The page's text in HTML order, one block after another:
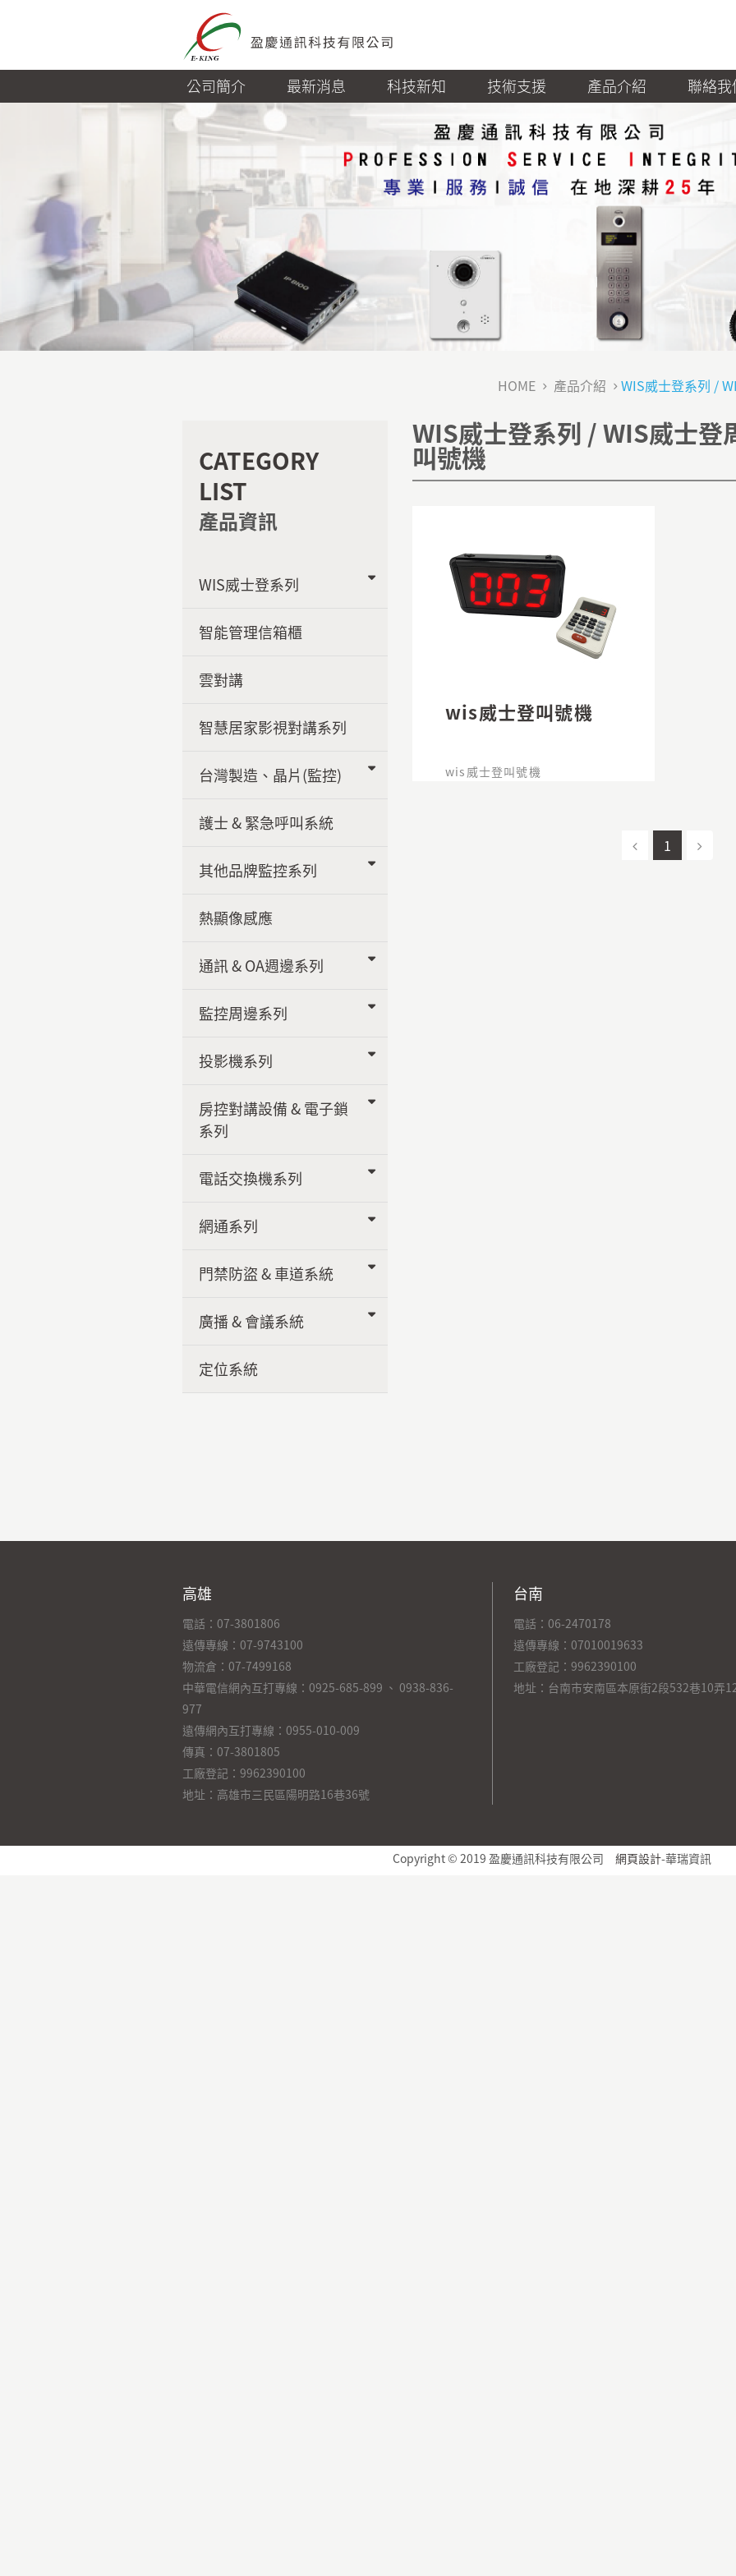
公司簡介 最新消息 科技新知 技術支援 產品介紹 聯絡我
HOME 產品介紹 WIS威士登系列 /
CATEGORY
LIST
產品資訊
WIS威士登系列
智能管理信箱櫃
雲對講
智慧居家影視對講系列
台灣製造、晶片(監控)
護士 & 緊急呼叫系統
其他品牌監控系列
熱顯像感應
通訊 & OA週邊系列
監控周邊系列
投影機系列
房控對講設備 & 電子鎖
系列
電話交換機系列
網通系列
門禁防盜 & 車道系統
廣播 & 會議系統
定位系統
WIS威士登系列 / WIS威士
叫號機
wis威士登叫號機
wis威士登叫號機
1
高雄
電話：07-3801806
遠傳專線：07-9743100
物流倉：07-7499168
中華電信網內互打專線：0925-685-899 、 0938-836-
977
遠傳網內互打專線：0955-010-009
傳真：07-3801805
工廠登記：9962390100
地址：高雄市三民區陽明路16巷36號
台南
電話：06-2470178
遠傳專線：07010019633
工廠登記：9962390100
地址：台南市安南區本原街2段532巷10弄
Copyright © 2019 盈慶通訊科技有限公司 網頁設計-華瑞資訊